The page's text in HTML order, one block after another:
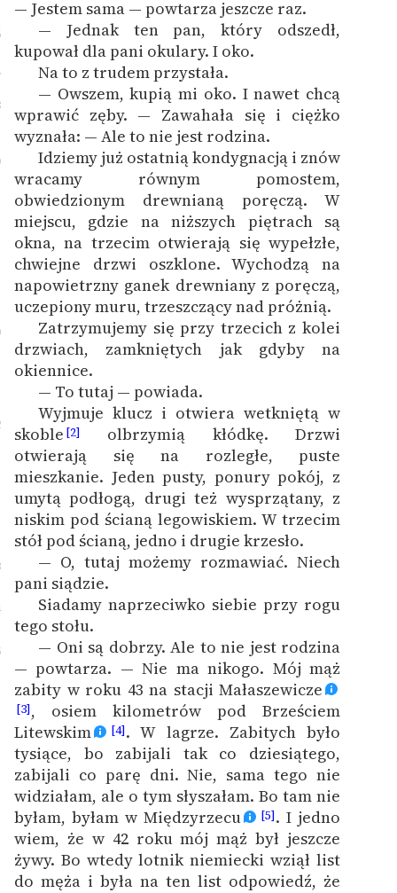
Regulamin darowizn
Informacja o treściach
wrażliwych
Deklaracja dostępności
— Jestem sama — powtarza jeszcze raz.
— Jednak ten pan, który odszedł,
kupował dla pani okulary. I oko.
Na to z trudem przystała.
— Owszem, kupią mi oko. I nawet chcą
wprawić zęby. — Zawahała się i ciężko
wyznała: — Ale to nie jest rodzina.
Idziemy już ostatnią kondygnacją i znów
wracamy równym pomostem,
obwiedzionym drewnianą poręczą. W
miejscu, gdzie na niższych piętrach są
okna, na trzecim otwierają się wypełzłe,
chwiejne drzwi oszklone. Wychodzą na
napowietrzny ganek drewniany z poręczą,
uczepiony muru, trzeszczący nad próżnią.
Zatrzymujemy się przy trzecich z kolei
drzwiach, zamkniętych jak gdyby na
okiennice.
— To tutaj — powiada.
Wyjmuje klucz i otwiera wetkniętą w
skoble [2]
olbrzymią kłódkę. Drzwi
otwierają się na rozległe, puste
mieszkanie. Jeden pusty, ponury pokój, z
umytą podłogą, drugi też wysprzątany, z
niskim pod ścianą legowiskiem. W trzecim
stół pod ścianą, jedno i drugie krzesło.
— O, tutaj możemy rozmawiać. Niech
pani siądzie.
Siadamy naprzeciwko siebie przy rogu
tego stołu.
— Oni są dobrzy. Ale to nie jest rodzina
— powtarza. — Nie ma nikogo. Mój mąż
zabity w roku 43 na stacji Małaszewicze
[3], osiem kilometrów pod Brześciem
Litewskim
[4]. W lagrze. Zabitych było
tysiące, bo zabijali tak co dziesiątego,
zabijali co parę dni. Nie, sama tego nie
widziałam, ale o tym słyszałam. Bo tam nie
byłam, byłam w Międzyrzecu
[5]. I jedno
wiem, że w 42 roku mój mąż był jeszcze
żywy. Bo wtedy lotnik niemiecki wziął list
do męża i była na ten list odpowiedź, że